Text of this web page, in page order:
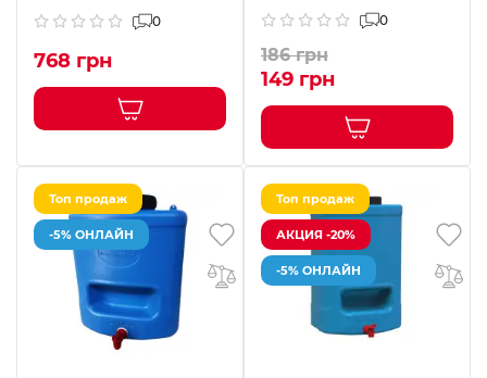
0
768 грн
0
186 грн
149 грн
Топ продаж
-5% ОНЛАЙН
Топ продаж
АКЦИЯ -20%
-5% ОНЛАЙН